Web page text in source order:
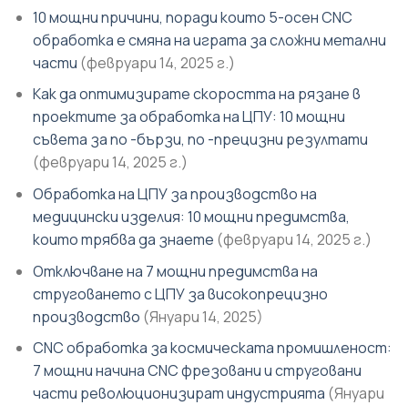
10 мощни причини, поради които 5-осен CNC
обработка е смяна на играта за сложни метални
части (февруари 14, 2025 г.)
Как да оптимизирате скоростта на рязане в
проектите за обработка на ЦПУ: 10 мощни
съвета за по -бързи, по -прецизни резултати
(февруари 14, 2025 г.)
Обработка на ЦПУ за производство на
медицински изделия: 10 мощни предимства,
които трябва да знаете (февруари 14, 2025 г.)
Отключване на 7 мощни предимства на
струговането с ЦПУ за високопрецизно
производство (Януари 14, 2025)
CNC обработка за космическата промишленост:
7 мощни начина CNC фрезовани и струговани
части революционизират индустрията (Януари